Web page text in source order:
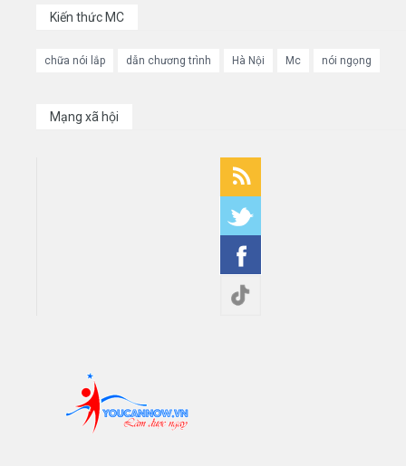
Kiến thức MC
chữa nói lắp dẫn chương trình Hà Nội Mc nói ngọng
Mạng xã hội